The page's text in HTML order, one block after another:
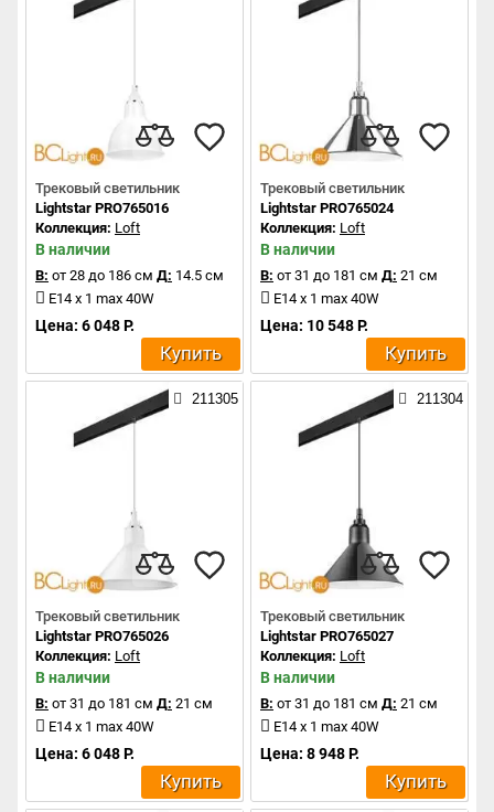
Трековый светильник
Lightstar PRO765016
Коллекция: Loft
В наличии
В: от 28 до 186 см Д: 14.5 см
E14 x 1 max 40W
Цена: 6 048 Р.
Купить
Трековый светильник
Lightstar PRO765024
Коллекция: Loft
В наличии
В: от 31 до 181 см Д: 21 см
E14 x 1 max 40W
Цена: 10 548 Р.
Купить
211305
Трековый светильник
Lightstar PRO765026
Коллекция: Loft
В наличии
В: от 31 до 181 см Д: 21 см
E14 x 1 max 40W
Цена: 6 048 Р.
Купить
211304
Трековый светильник
Lightstar PRO765027
Коллекция: Loft
В наличии
В: от 31 до 181 см Д: 21 см
E14 x 1 max 40W
Цена: 8 948 Р.
Купить